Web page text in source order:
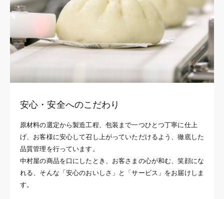
安心・安全へのこだわり
原材料の選定から製造工程、包装まで一つひとつ丁寧に仕上
げ、お客様に安心して召し上がっていただけるよう、徹底した
品質管理を行っています。
中村屋の商品を口にしたとき、お客さまの心が和む、笑顔にな
れる、そんな「安心のおいしさ」と「サービス」をお届けしま
す。